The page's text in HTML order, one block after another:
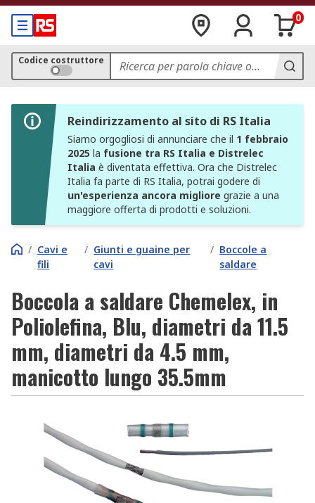
0
Codice costruttore
Reindirizzamento al sito di RS Italia
Siamo orgogliosi di annunciare che il 1 febbraio
2025 la fusione tra RS Italia e Distrelec
Italia è diventata effettiva. Ora che Distrelec
Italia fa parte di RS Italia, potrai godere di
un'esperienza ancora migliore grazie a una
maggiore offerta di prodotti e soluzioni.
/ Cavi e
fili
/ Giunti e guaine per
cavi
/ Boccole a
saldare
Boccola a saldare Chemelex, in
Poliolefina, Blu, diametri da 11.5
mm, diametri da 4.5 mm,
manicotto lungo 35.5mm